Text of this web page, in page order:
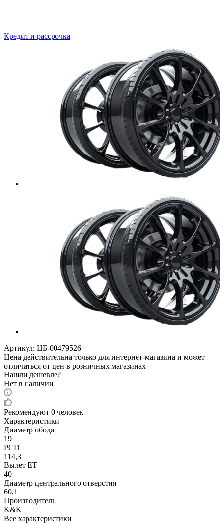
Кредит и рассрочка
Артикул: ЦБ-00479526
Цена действительна только для интернет-магазина и может
отличаться от цен в розничных магазинах
Нашли дешевле?
Нет в наличии
Рекомендуют 0 человек
Характеристики
Диаметр обода
19
PCD
114,3
Вылет ET
40
Диаметр центрального отверстия
60,1
Производитель
K&K
Все характеристики